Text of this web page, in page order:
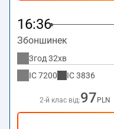
16:36
Збоншинек
3год 32хв
IC7200 IC3836
2-й клас від:97 PLN